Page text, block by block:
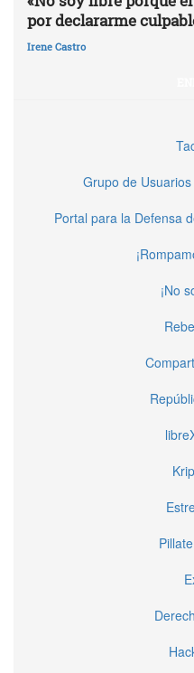
por declararme
Irene Castro
Grupo de
Portal para la Defensa
¡No